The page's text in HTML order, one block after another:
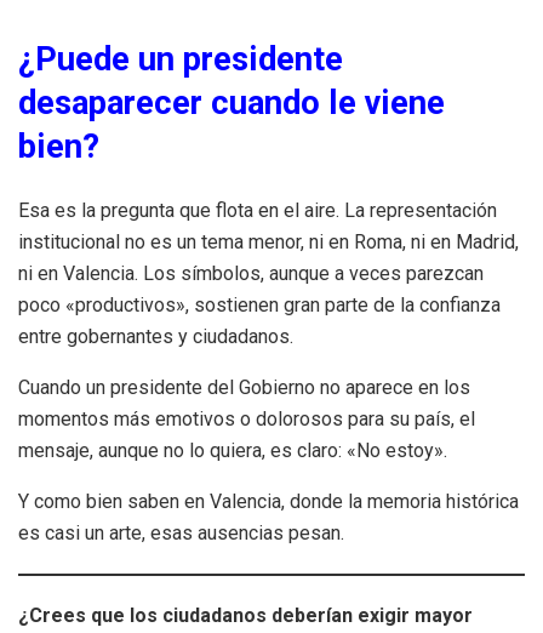
¿Puede un presidente
desaparecer cuando le viene
bien?
Esa es la pregunta que flota en el aire. La representación
institucional no es un tema menor, ni en Roma, ni en Madrid,
ni en Valencia. Los símbolos, aunque a veces parezcan
poco «productivos», sostienen gran parte de la confianza
entre gobernantes y ciudadanos.
Cuando un presidente del Gobierno no aparece en los
momentos más emotivos o dolorosos para su país, el
mensaje, aunque no lo quiera, es claro: «No estoy».
Y como bien saben en Valencia, donde la memoria histórica
es casi un arte, esas ausencias pesan.
¿Crees que los ciudadanos deberían exigir mayor